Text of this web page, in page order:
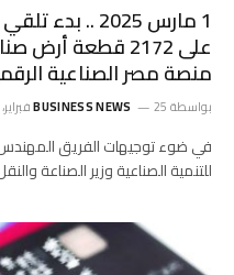
1 مارس 2025 ..
منصة مصر الصناعية
بواسطة BUSINESS NEWS 25 فبراير، 2025
في ضوء توجيهات الفريق
للتنمية الصناعية وزير الصناعة